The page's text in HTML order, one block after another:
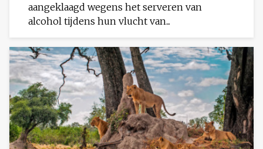
aangeklaagd wegens het serveren van
alcohol tijdens hun vlucht van...